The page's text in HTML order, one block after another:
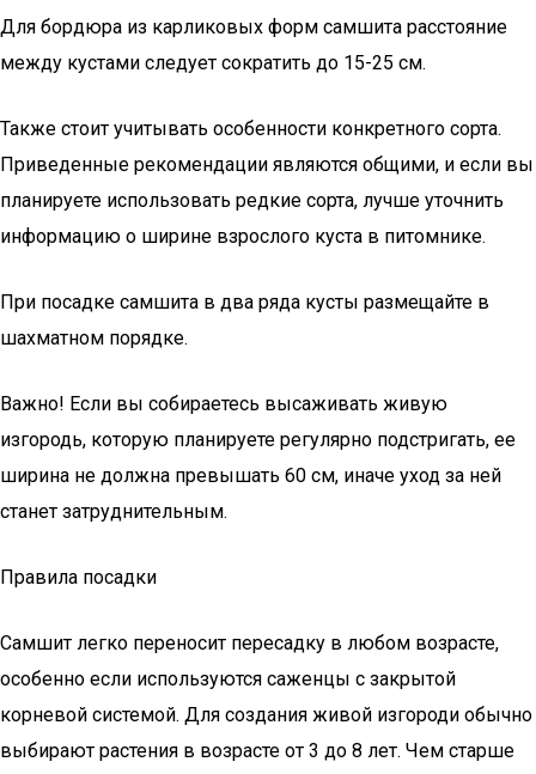
Для бордюра из карликовых форм самшита расстояние
между кустами следует сократить до 15-25 см.
Также стоит учитывать особенности конкретного сорта.
Приведенные рекомендации являются общими, и если вы
планируете использовать редкие сорта, лучше уточнить
информацию о ширине взрослого куста в питомнике.
При посадке самшита в два ряда кусты размещайте в
шахматном порядке.
Важно! Если вы собираетесь высаживать живую
изгородь, которую планируете регулярно подстригать, ее
ширина не должна превышать 60 см, иначе уход за ней
станет затруднительным.
Правила посадки
Самшит легко переносит пересадку в любом возрасте,
особенно если используются саженцы с закрытой
корневой системой. Для создания живой изгороди обычно
выбирают растения в возрасте от 3 до 8 лет. Чем старше